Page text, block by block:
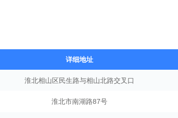
详细地址
淮北相山区民生路与相山北路交叉口
淮北市南湖路87号